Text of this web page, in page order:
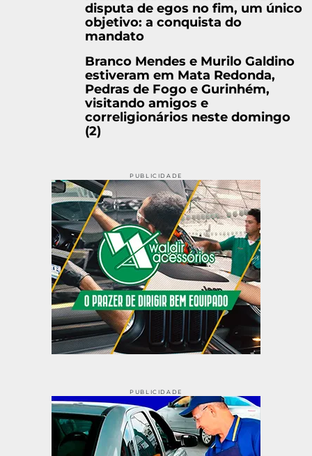
disputa de egos no fim, um único
objetivo: a conquista do
mandato
Branco Mendes e Murilo Galdino
estiveram em Mata Redonda,
Pedras de Fogo e Gurinhém,
visitando amigos e
correligionários neste domingo
(2)
PUBLICIDADE
PUBLICIDADE